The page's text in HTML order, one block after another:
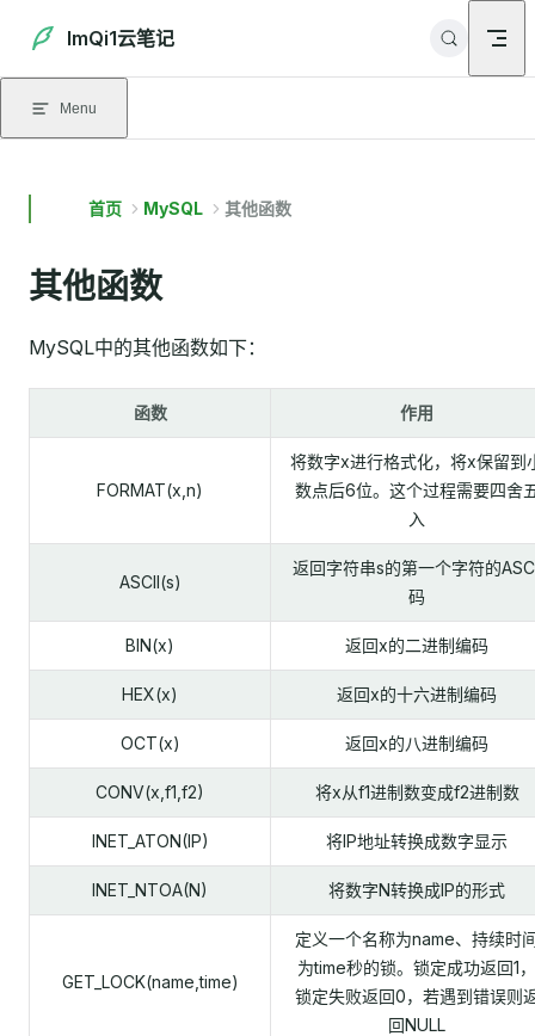
Skip to content
ImQi1云笔记
Menu
首页 MySQL 其他函数
其他函数
MySQL中的其他函数如下：
函数 作用
FORMAT(x,n)
将数字x进行格式化，将x保留到
数点后6位。这个过程需要四舍
入
ASCII(s)
返回字符串s的第一个字符的
码
BIN(x) 返回x的二进制编码
HEX(x) 返回x的十六进制编码
OCT(x) 返回x的八进制编码
CONV(x,f1,f2) 将x从f1进制数变成f2进制数
INET_ATON(IP) 将IP地址转换成数字显示
INET_NTOA(N) 将数字N转换成IP的形式
GET_LOCK(name,time)
定义一个名称为name、持续时
为time秒的锁。锁定成功返回1，
锁定失败返回0，若遇到错误则
回NULL